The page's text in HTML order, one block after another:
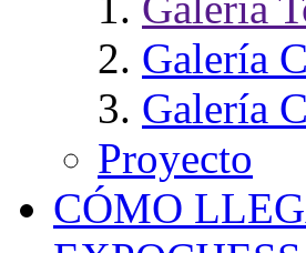
Galería
Galería
Proyecto
CÓMO